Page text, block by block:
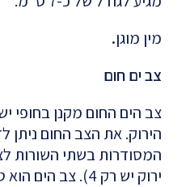
מין מוגן.
צב ים חום
צב הים החום מקנן בחופי
הירוק. את הצב החום ניתן
המסודרות בשתי השורות
ירוק יש רק 4). צב הים הוא טורף בעל תזונה מגוונת.